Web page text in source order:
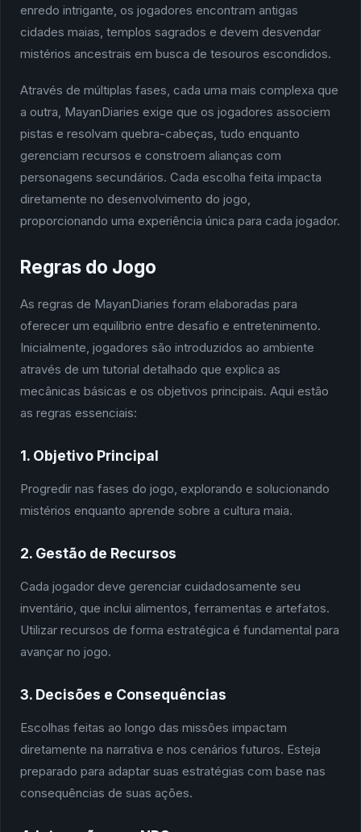
enredo intrigante, os jogadores encontram antigas
cidades maias, templos sagrados e devem desvendar
mistérios ancestrais em busca de tesouros escondidos.
Através de múltiplas fases, cada uma mais complexa que
a outra, MayanDiaries exige que os jogadores associem
pistas e resolvam quebra-cabeças, tudo enquanto
gerenciam recursos e constroem alianças com
personagens secundários. Cada escolha feita impacta
diretamente no desenvolvimento do jogo,
proporcionando uma experiência única para cada jogador.
Regras do Jogo
As regras de MayanDiaries foram elaboradas para
oferecer um equilíbrio entre desafio e entretenimento.
Inicialmente, jogadores são introduzidos ao ambiente
através de um tutorial detalhado que explica as
mecânicas básicas e os objetivos principais. Aqui estão
as regras essenciais:
1. Objetivo Principal
Progredir nas fases do jogo, explorando e solucionando
mistérios enquanto aprende sobre a cultura maia.
2. Gestão de Recursos
Cada jogador deve gerenciar cuidadosamente seu
inventário, que inclui alimentos, ferramentas e artefatos.
Utilizar recursos de forma estratégica é fundamental para
avançar no jogo.
3. Decisões e Consequências
Escolhas feitas ao longo das missões impactam
diretamente na narrativa e nos cenários futuros. Esteja
preparado para adaptar suas estratégias com base nas
consequências de suas ações.